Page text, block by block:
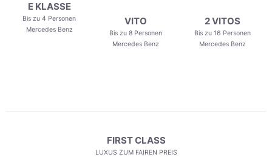
E KLASSE
Bis zu 4 Personen
Mercedes Benz
VITO
Bis zu 8 Personen
Mercedes Benz
2 VITOS
Bis zu 16 Personen
Mercedes Benz
FIRST CLASS
LUXUS ZUM FAIREN PREIS